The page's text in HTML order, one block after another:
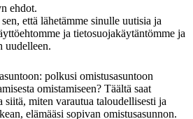
ehdot.
että lähetämme sinulle uutisia ja
ja tietosuojakäytäntömme ja
uudelleen.
polkusi omistusasuntoon
omistamiseen? Täältä saat
miten varautua taloudellisesti ja
elämääsi sopivan omistusasunnon.